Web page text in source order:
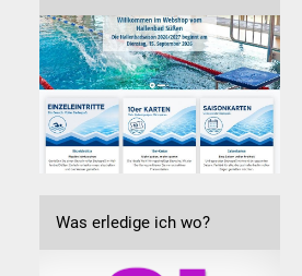
Was erledige ich wo?